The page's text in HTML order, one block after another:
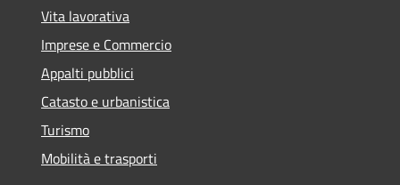
Vita lavorativa
Imprese e Commercio
Appalti pubblici
Catasto e urbanistica
Turismo
Mobilità e trasporti